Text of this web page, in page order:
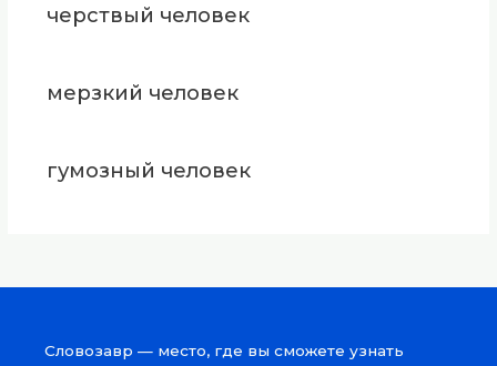
черствый человек
мерзкий человек
гумозный человек
Словозавр — место, где вы сможете узнать